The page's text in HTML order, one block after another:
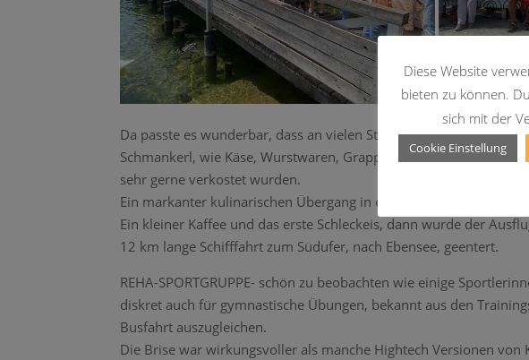
Da passte es wunderbar, dass an vielen Ständen im dortigen
Schmankerl, wie Käse, Wurstwaren, Grappa sowie edle Weine
sehr gerne verkostet wurden.
Ein markanter kulinarischen Übergang in eine andere Region mit
Ein kleiner Kaffee und das erste Schleckeis, dann wurde der
12 km lange Schifffahrt zum Südufer, nach Ebensee, geentert.
REHA-SPORTGRUPPE- schön zu beobachten wie einige
diskret auch für gymnastische Übungen, bekannt aus den
Busfahrt auszugleichen.
Die Brise war wirkungsvoller als manche Hightech Versionen von
Diese Website
bieten zu können.
sich mit der
Cookie Einstellung